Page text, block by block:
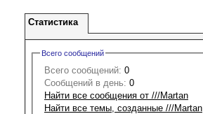
Статистика
Всего сообщений
Всего сообщений: 0
Сообщений в день: 0
Найти все сообщения от ///Martan
Найти все темы, созданные ///Martan